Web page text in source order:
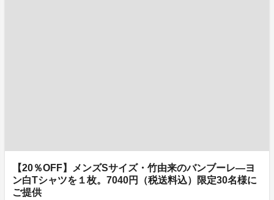
【20％OFF】メンズSサイズ・竹由来のバンブーレ―ヨ
ン白Tシャツを１枚。7040円（税送料込）限定30名様に
ご提供